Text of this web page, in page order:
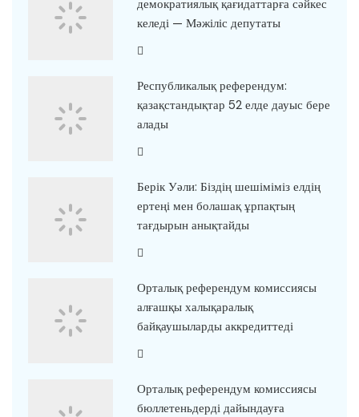
демократиялық қағидаттарға сәйкес
келеді — Мәжіліс депутаты
Республикалық референдум:
қазақстандықтар 52 елде дауыс бере
алады
Берік Уәли: Біздің шешіміміз елдің
ертеңі мен болашақ ұрпақтың
тағдырын анықтайды
Орталық референдум комиссиясы
алғашқы халықаралық
байқаушыларды аккредиттеді
Орталық референдум комиссиясы
бюллетеньдерді дайындауға